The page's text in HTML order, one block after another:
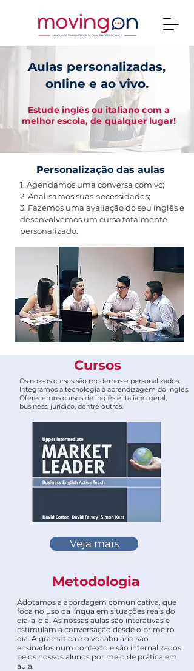
Aulas personalizadas,
online e ao vivo.
Estude inglês ou italiano com a
melhor escola, de qualquer lugar!
Personalização das aulas
1. Agendamos uma conversa com vc;
2. Analisamos suas necessidades;
3. Fazemos uma avaliação do seu inglês e
desenvolvemos um curso totalmente
personalizado.
Cursos
Os nossos cursos são modernos e personalizados.
Integramos a tecnologia à aprendizagem do inglês.
Oferecemos cursos de inglês e italiano geral,
business, jurídico, dentre outros.
Veja mais
Metodologia
Adotamos a abordagem comunicativa, que
foca no uso da língua em situações reais do
dia-a-dia. As nossas aulas são interativas e
estimulam a conversação desde o primeiro
dia. A gramática e o vocabulário são
ensinados num contexto e são internalizados
pelos nossos alunos por meio de prática em
aula.